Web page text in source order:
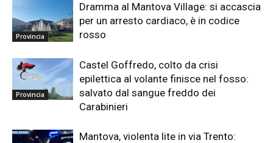
Provincia
Dramma al Mantova Village: si accascia
per un arresto cardiaco, è in codice
rosso
Provincia
Castel Goffredo, colto da crisi
epilettica al volante finisce nel fosso:
salvato dal sangue freddo dei
Carabinieri
Mantova, violenta lite in via Trento: